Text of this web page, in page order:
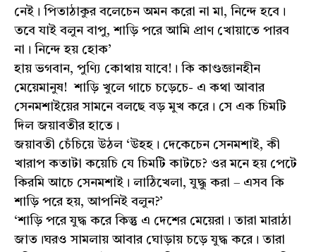
নেই। পিতাঠাকুর বলেচেন অমন করো না মা, নিন্দে হবে।
তবে যাই বলুন বাপু, শাড়ি পরে আমি প্রাণ খোয়াতে পারব
না। নিন্দে হয় হোক’
হায় ভগবান, পুণ্যি কোথায় যাবে!। কি কাণ্ডজ্ঞানহীন
মেয়েমানুষ! শাড়ি খুলে গাচে চড়েচে- এ কথা আবার
সেনমশাইয়ের সামনে বলছে বড় মুখ করে। সে এক চিমটি
দিল জয়াবতীর হাতে।
জয়াবতী চেঁচিয়ে উঠল ‘উহহ। দেকেচেন সেনমশাই, কী
খারাপ কতাটা কয়েচি যে চিমটি কাটচে? ওর মনে হয় পেটে
কিরমি আচে সেনমশাই। লাঠিখেলা, যুদ্ধু করা – এসব কি
শাড়ি পরে হয়, আপনিই বলুন?’
‘শাড়ি পরে যুদ্ধ করে কিন্তু এ দেশের মেয়েরা। তারা মারাঠা
জাত।ঘরও সামলায় আবার ঘোড়ায় চড়ে যুদ্ধ করে। তারা